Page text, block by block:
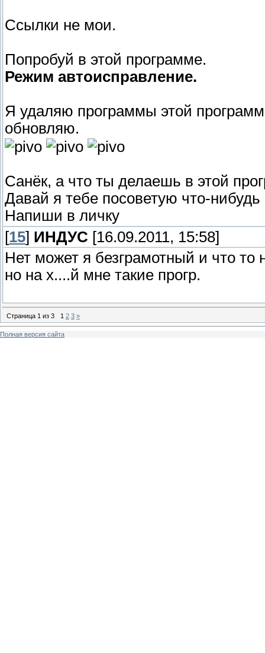
Ссылки не мои.
Попробуй в этой программе.
Режим автоисправление.
Я удаляю программы этой
обновляю.
Санёк, а что ты делаешь в этой
Давай я тебе посоветую что-
Напиши в личку
[15] ИНДУС [16.09.2011, 15:58]
Нет может я безграмотный и что то
но на х....й мне такие прогр.
Страница 1 из 3 1 2 3 »
Полная версия сайта